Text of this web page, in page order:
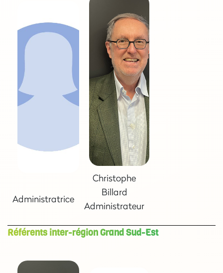
Administratrice
Christophe
Billard
Administrateur
Référents inter-région Grand Sud-Est